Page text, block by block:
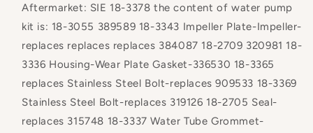
Aftermarket: SIE 18-3378 the content of water pump
kit is: 18-3055 389589 18-3343 Impeller Plate-Impeller-
replaces replaces replaces 384087 18-2709 320981 18-
3336 Housing-Wear Plate Gasket-336530 18-3365
replaces Stainless Steel Bolt-replaces 909533 18-3369
Stainless Steel Bolt-replaces 319126 18-2705 Seal-
replaces 315748 18-3337 Water Tube Grommet-